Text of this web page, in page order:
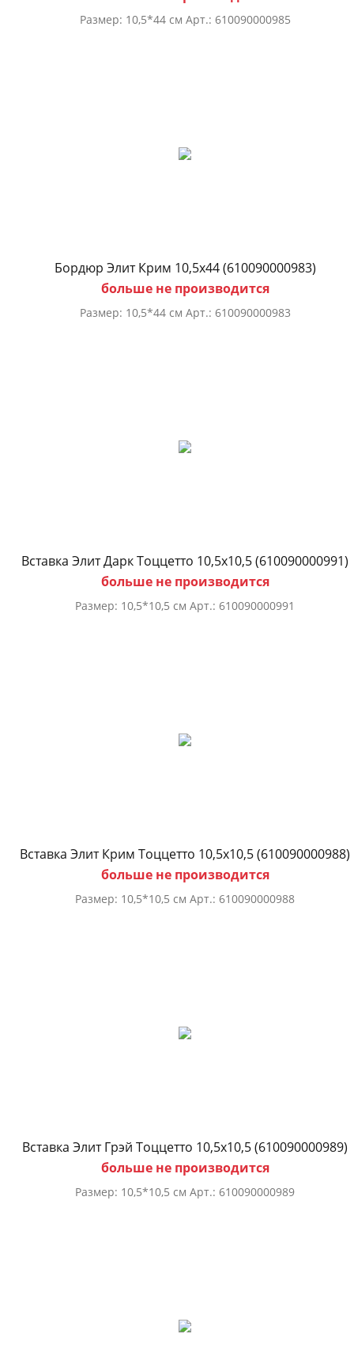
Размер: 10,5*44 см Арт.: 610090000985
Бордюр Элит Крим 10,5х44 (610090000983)
больше не производится
Размер: 10,5*44 см Арт.: 610090000983
Вставка Элит Дарк Тоццетто 10,5х10,5 (610090000991)
больше не производится
Размер: 10,5*10,5 см Арт.: 610090000991
Вставка Элит Крим Тоццетто 10,5х10,5 (610090000988)
больше не производится
Размер: 10,5*10,5 см Арт.: 610090000988
Вставка Элит Грэй Тоццетто 10,5х10,5 (610090000989)
больше не производится
Размер: 10,5*10,5 см Арт.: 610090000989